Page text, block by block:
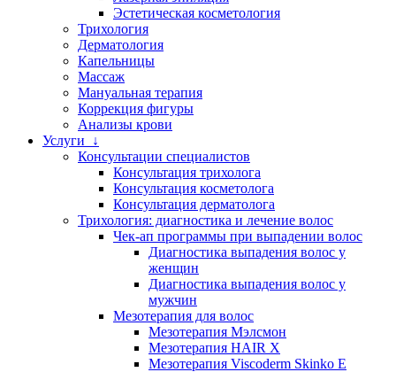
Эстетическая косметология
Трихология
Дерматология
Капельницы
Массаж
Мануальная терапия
Коррекция фигуры
Анализы крови
Услуги ↓
Консультации специалистов
Консультация трихолога
Консультация косметолога
Консультация дерматолога
Трихология: диагностика и лечение волос
Чек-ап программы при выпадении волос
Диагностика выпадения волос у
женщин
Диагностика выпадения волос у
мужчин
Мезотерапия для волос
Мезотерапия Мэлсмон
Мезотерапия HAIR X
Мезотерапия Viscoderm Skinko E